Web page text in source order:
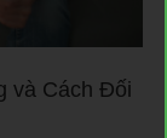
và Cách Đối